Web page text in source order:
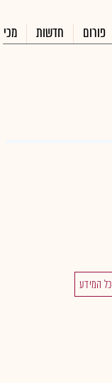
פורום חדשות
כל המידע